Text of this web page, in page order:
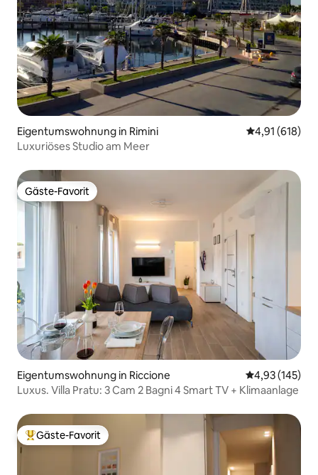
Eigentumswohnung in Rimini
4,91 (618)
Luxuriöses Studio am Meer
Gäste-Favorit
Gäste-Favorit
Eigentumswohnung in Riccione
4,93 (145)
Luxus. Villa Pratu: 3 Cam 2 Bagni 4 Smart TV + Klimaanlage
Beliebter Gäste-Favorit.
Gäste-Favorit